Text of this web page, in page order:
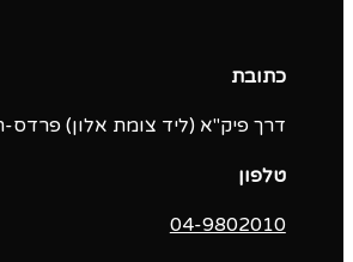
כתובת
דרך פיק"א (ליד צומת אלון) פרדס-
טלפון
04-9802010‬